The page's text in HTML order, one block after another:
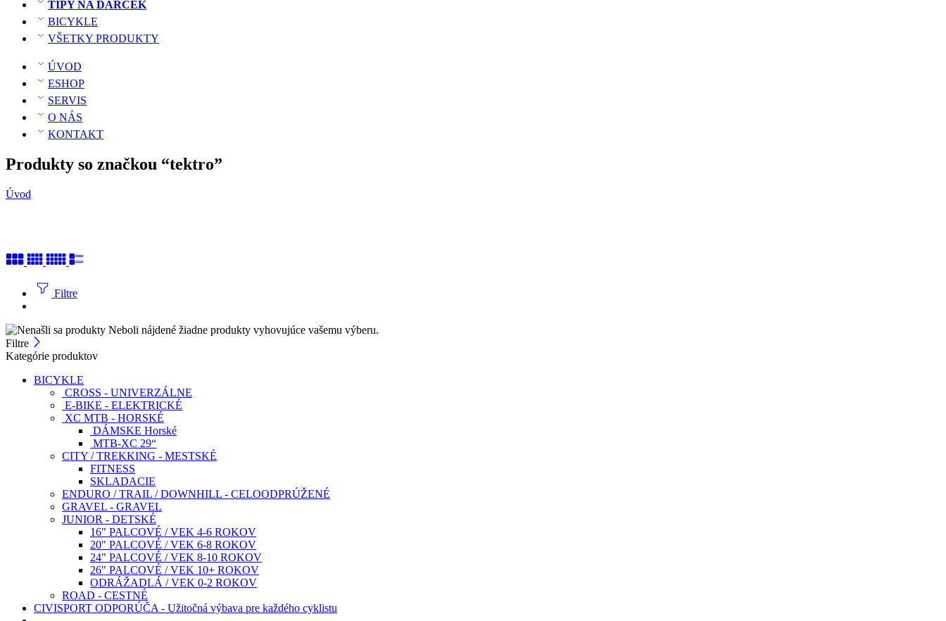
TIPY NA DARČEK
BICYKLE
VŠETKY PRODUKTY
ÚVOD
ESHOP
SERVIS
O NÁS
KONTAKT
Produkty so značkou “tektro”
Úvod
Filtre
Neboli nájdené žiadne produkty vyhovujúce vašemu výberu.
Filtre
Kategórie produktov
BICYKLE
CROSS - UNIVERZÁLNE
E-BIKE - ELEKTRICKÉ
XC MTB - HORSKÉ
DÁMSKE Horské
MTB-XC 29“
CITY / TREKKING - MESTSKÉ
FITNESS
SKLADACIE
ENDURO / TRAIL / DOWNHILL - CELOODPRÚŽENÉ
GRAVEL - GRAVEL
JUNIOR - DETSKÉ
16" PALCOVÉ / VEK 4-6 ROKOV
20" PALCOVÉ / VEK 6-8 ROKOV
24" PALCOVÉ / VEK 8-10 ROKOV
26" PALCOVÉ / VEK 10+ ROKOV
ODRÁŽADLÁ / VEK 0-2 ROKOV
ROAD - CESTNÉ
CIVISPORT ODPORÚČA - Užitočná výbava pre každého cyklistu